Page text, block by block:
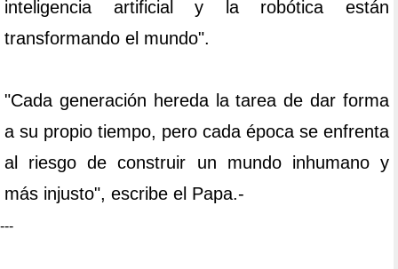
inteligencia artificial y la robótica están
transformando el mundo".
"Cada generación hereda la tarea de dar forma
a su propio tiempo, pero cada época se enfrenta
al riesgo de construir un mundo inhumano y
más injusto", escribe el Papa.-
---